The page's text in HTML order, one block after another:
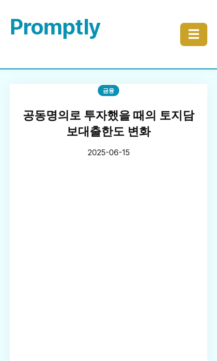
Promptly ☰
금융
공동명의로 투자했을 때의 토지담
보대출한도 변화
2025-06-15